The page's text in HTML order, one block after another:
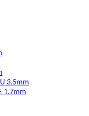
3.5mm
1.7mm